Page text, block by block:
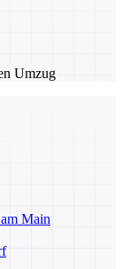
Umzug
Main